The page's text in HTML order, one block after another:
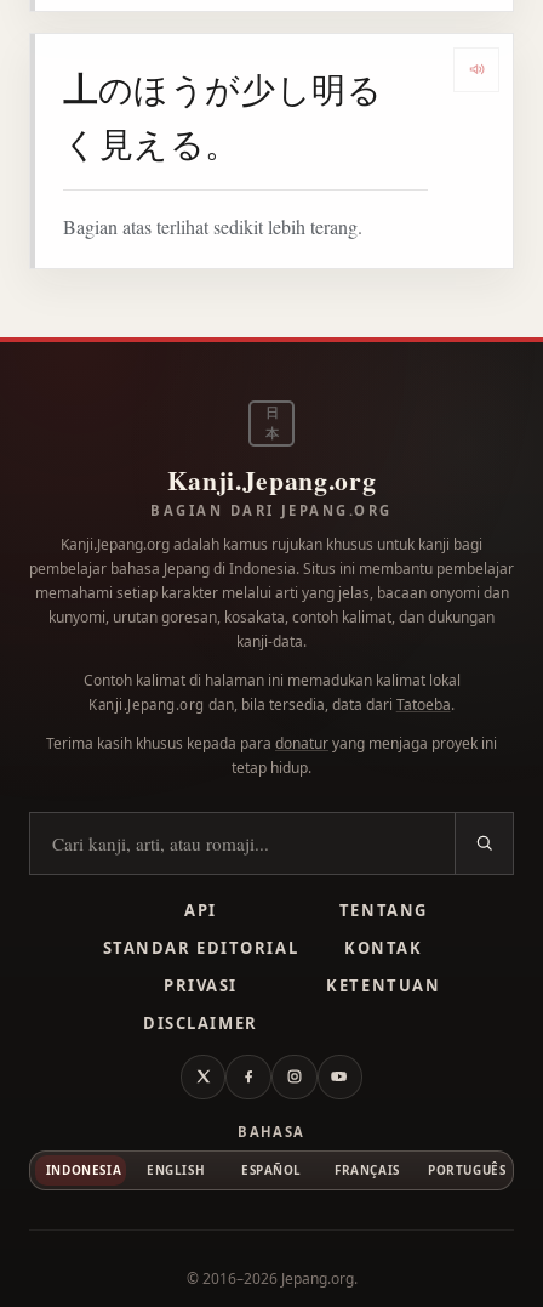
丄のほうが少し明る
く見える。
Bagian atas terlihat sedikit lebih terang.
日
本
Kanji.Jepang.org
BAGIAN DARI JEPANG.ORG
Kanji.Jepang.org adalah kamus rujukan khusus untuk kanji bagi
pembelajar bahasa Jepang di Indonesia. Situs ini membantu pembelajar
memahami setiap karakter melalui arti yang jelas, bacaan onyomi dan
kunyomi, urutan goresan, kosakata, contoh kalimat, dan dukungan
kanji-data.
Contoh kalimat di halaman ini memadukan kalimat lokal
Kanji.Jepang.org dan, bila tersedia, data dari Tatoeba.
Terima kasih khusus kepada para donaturyang menjaga proyek ini
tetap hidup.
Cari kanji
API
TENTANG
STANDAR EDITORIAL
KONTAK
PRIVASI
KETENTUAN
DISCLAIMER
X FacebookInstagramYouTube
BAHASA
INDONESIA ENGLISH ESPAÑOL FRANÇAIS PORTUGUÊS
© 2016–2026 Jepang.org.